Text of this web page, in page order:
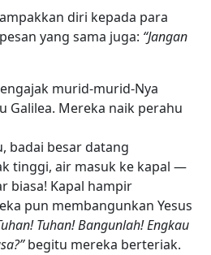
diri kepada para
yang sama juga: “Jangan
murid-murid-Nya
Galilea. Mereka naik perahu
badai besar datang
tinggi, air masuk ke kapal —
biasa! Kapal hampir
pun membangunkan Yesus
Tuhan! Bangunlah! Engkau
begitu mereka berteriak.